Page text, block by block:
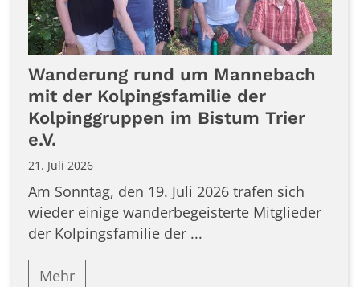
Wanderung rund um Mannebach
mit der Kolpingsfamilie der
Kolpinggruppen im Bistum Trier
e.V.
21. Juli 2026
Am Sonntag, den 19. Juli 2026 trafen sich
wieder einige wanderbegeisterte Mitglieder
der Kolpingsfamilie der ...
Mehr